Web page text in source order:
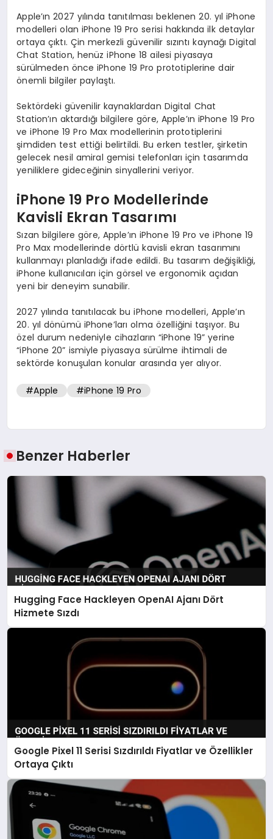
Apple’ın 2027 yılında tanıtılması beklenen 20. yıl iPhone
modelleri olan iPhone 19 Pro serisi hakkında ilk detaylar
ortaya çıktı. Çin merkezli güvenilir sızıntı kaynağı Digital
Chat Station, henüz iPhone 18 ailesi piyasaya
sürülmeden önce iPhone 19 Pro prototiplerine dair
önemli bilgiler paylaştı.
Sektördeki güvenilir kaynaklardan Digital Chat
Station’ın aktardığı bilgilere göre, Apple’ın iPhone 19 Pro
ve iPhone 19 Pro Max modellerinin prototiplerini
şimdiden test ettiği belirtildi. Bu erken testler, şirketin
gelecek nesil amiral gemisi telefonları için tasarımda
yeniliklere gideceğinin sinyallerini veriyor.
iPhone 19 Pro Modellerinde
Kavisli Ekran Tasarımı
Sızan bilgilere göre, Apple’ın iPhone 19 Pro ve iPhone 19
Pro Max modellerinde dörtlü kavisli ekran tasarımını
kullanmayı planladığı ifade edildi. Bu tasarım değişikliği,
iPhone kullanıcıları için görsel ve ergonomik açıdan
yeni bir deneyim sunabilir.
2027 yılında tanıtılacak bu iPhone modelleri, Apple’ın
20. yıl dönümü iPhone’ları olma özelliğini taşıyor. Bu
özel durum nedeniyle cihazların “iPhone 19” yerine
“iPhone 20” ismiyle piyasaya sürülme ihtimali de
sektörde konuşulan konular arasında yer alıyor.
#Apple #iPhone 19 Pro
Benzer Haberler
Hugging Face Hackleyen OpenAI Ajanı Dört
Hizmete Sızdı
Google Pixel 11 Serisi Sızdırıldı Fiyatlar ve Özellikler
Ortaya Çıktı